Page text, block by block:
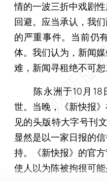
情的一波三折中戏剧
回避。应当承认，我
的严重事件。当前仍
体。我们认为，新闻
难，新闻寻租绝不可恕
陈永洲于10月18
世。当晚，《新快报
见的头版特大字号刊
显然是以一家日报的
持。《新快报》的官
使人以为陈被拘很可